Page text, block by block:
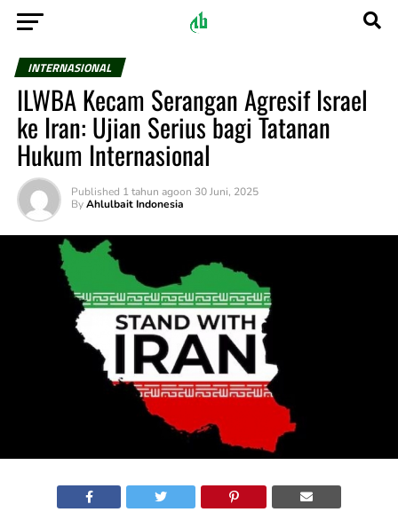
INTERNASIONAL
ILWBA Kecam Serangan Agresif Israel
ke Iran: Ujian Serius bagi Tatanan
Hukum Internasional
Published 1 tahun agoon 30 Juni, 2025
By Ahlulbait Indonesia